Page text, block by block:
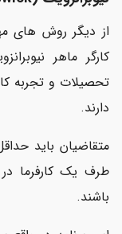
از دیگر روش های
کارگر ماهر
تحصیلات و تجربه
دارند.
متقاضیان باید
طرف یک کارفرما در
باشند.